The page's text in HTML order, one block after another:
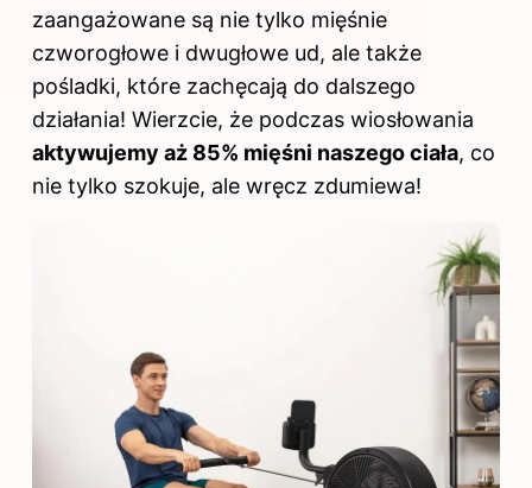
zaangażowane są nie tylko mięśnie
czworogłowe i dwugłowe ud, ale także
pośladki, które zachęcają do dalszego
działania! Wierzcie, że podczas wiosłowania
aktywujemy aż 85% mięśni naszegociała, co
nie tylko szokuje, ale wręcz zdumiewa!